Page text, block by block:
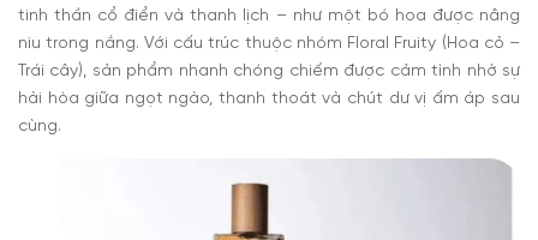
tinh thần cổ điển và thanh lịch – như một bó hoa được nâng
niu trong nắng. Với cấu trúc thuộc nhóm Floral Fruity (Hoa cỏ –
Trái cây), sản phẩm nhanh chóng chiếm được cảm tình nhờ sự
hài hòa giữa ngọt ngào, thanh thoát và chút dư vị ấm áp sau
cùng.